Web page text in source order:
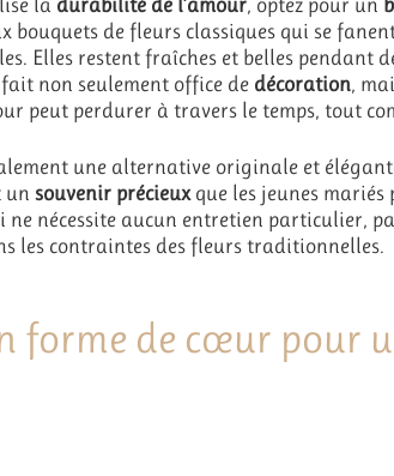
bouquets de fleurs classiques qui se
Elles restent fraîches et belles pendant
fait non seulement office de décoration,
peut perdurer à travers le temps, tout
une alternative originale et
un souvenir précieuxque les jeunes
ne nécessite aucun entretien particulier,
les contraintes des fleurs traditionnelles.
forme de cœur pour